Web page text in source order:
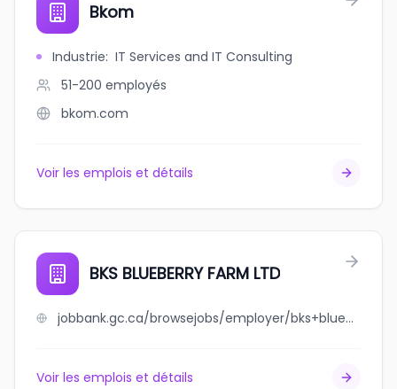
Bkom
Industrie: IT Services and IT Consulting
51-200 employés
bkom.com
Voir les emplois et détails
BKS BLUEBERRY FARM LTD
jobbank.gc.ca/browsejobs/employer/bks+blueberry+farm+ltd/ca
Voir les emplois et détails